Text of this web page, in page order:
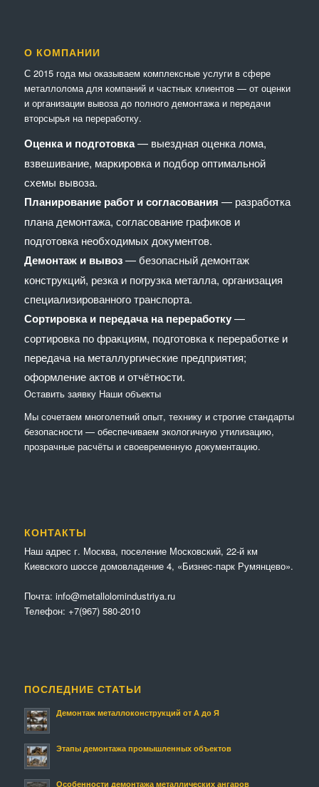
О КОМПАНИИ
С 2015 года мы оказываем комплексные услуги в сфере
металлолома для компаний и частных клиентов — от оценки
и организации вывоза до полного демонтажа и передачи
вторсырья на переработку.
Оценка и подготовка— выездная оценка лома,
взвешивание, маркировка и подбор оптимальной
схемы вывоза.
Планирование работ и согласования — разработка
плана демонтажа, согласование графиков и
подготовка необходимых документов.
Демонтаж и вывоз— безопасный демонтаж
конструкций, резка и погрузка металла, организация
специализированного транспорта.
Сортировка и передача на переработку—
сортировка по фракциям, подготовка к переработке и
передача на металлургические предприятия;
оформление актов и отчётности.
Оставить заявку Наши объекты
Мы сочетaем многолетний опыт, технику и строгие стандарты
безопасности — обеспечиваем экологичную утилизацию,
прозрачные расчёты и своевременную документацию.
КОНТАКТЫ
Наш адрес г. Москва, поселение Московский, 22-й км
Киевского шоссе домовладение 4, «Бизнес-парк Румянцево».
Почта: info@metallolomindustriya.ru
Телефон: +7(967) 580-2010
ПОСЛЕДНИЕ СТАТЬИ
Демонтаж металлоконструкций от А до Я
Этапы демонтажа промышленных объектов
Особенности демонтажа металлических ангаров